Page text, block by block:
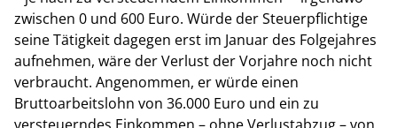
zwischen 0 und 600 Euro. Würde der Steuerpflichtige
seine Tätigkeit dagegen erst im Januar des Folgejahres
aufnehmen, wäre der Verlust der Vorjahre noch nicht
verbraucht. Angenommen, er würde einen
Bruttoarbeitslohn von 36.000 Euro und ein zu